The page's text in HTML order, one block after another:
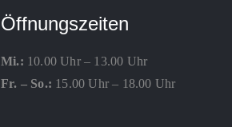
Öffnungszeiten
Mi.: 10.00 Uhr – 13.00 Uhr
Fr. – So.: 15.00 Uhr – 18.00 Uhr